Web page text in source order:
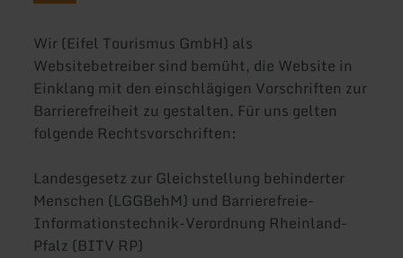
Wir (Eifel Tourismus GmbH) als
Websitebetreiber sind bemüht, die Website in
Einklang mit den einschlägigen Vorschriften zur
Barrierefreiheit zu gestalten. Für uns gelten
folgende Rechtsvorschriften:
Landesgesetz zur Gleichstellung behinderter
Menschen (LGGBehM) und Barrierefreie-
Informationstechnik-Verordnung Rheinland-
Pfalz (BITV RP)